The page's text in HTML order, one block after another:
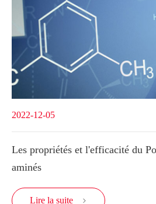
2022-12-05
Les propriétés et l'efficacité du
aminés
Lire la suite 